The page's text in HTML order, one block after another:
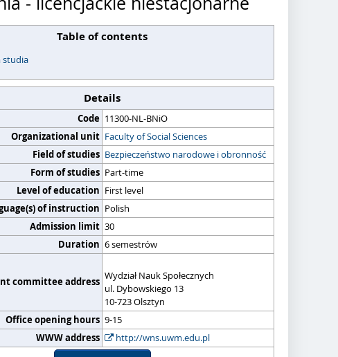
Table of contents
studia
Details
Code 11300-NL-BNiO
Organizational unit Faculty of Social Sciences
Field of studies Bezpieczeństwo narodowe i obronność
Form of studies Part-time
Level of education First level
of instruction Polish
Admission limit 30
Duration 6 semestrów
committee address Wydział Nauk Społecznych
ul. Dybowskiego 13
10-723 Olsztyn
Office opening hours 9-15
WWW address
http://wns.uwm.edu.pl